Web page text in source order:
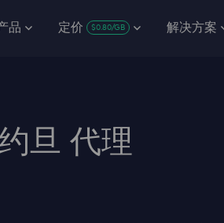
品 定价 $0.80/GB 解决方案
旦 代理